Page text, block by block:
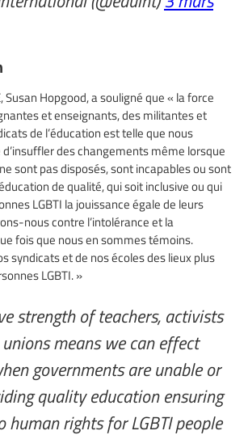
Susan Hopgood, a souligné que « la force
et enseignants, des militantes et
de l’éducation est telle que nous
des changements même lorsque
sont pas disposés, sont incapables ou sont
de qualité, qui soit inclusive ou qui
LGBTI la jouissance égale de leurs
nous contre l’intolérance et la
fois que nous en sommes témoins.
syndicats et de nos écoles des lieux plus
LGBTI. »
strength of teachers, activists
means we can effect
governments are unable or
quality education ensuring
human rights for LGBTI people